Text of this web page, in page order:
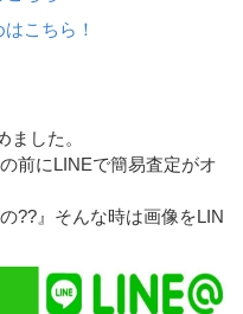
こちら！
ました。
前にLINEで簡易査定がオ
??』そんな時は画像をLIN